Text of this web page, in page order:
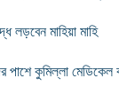
লড়বেন মাহিয়া মাহি
পাশে কুমিল্লা